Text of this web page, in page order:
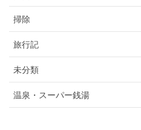
掃除
旅行記
未分類
温泉・スーパー銭湯